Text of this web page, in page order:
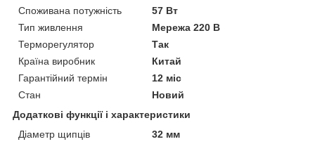
Споживана потужність
57 Вт
Тип живлення
Мережа 220 В
Терморегулятор
Так
Країна виробник
Китай
Гарантійний термін
12 міс
Стан
Новий
Додаткові функції і характеристики
Діаметр щипців
32 мм